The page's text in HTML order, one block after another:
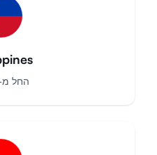
החל